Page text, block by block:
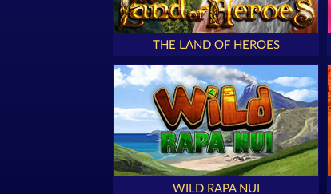
THE LAND OF HEROES
WILD RAPA NUI